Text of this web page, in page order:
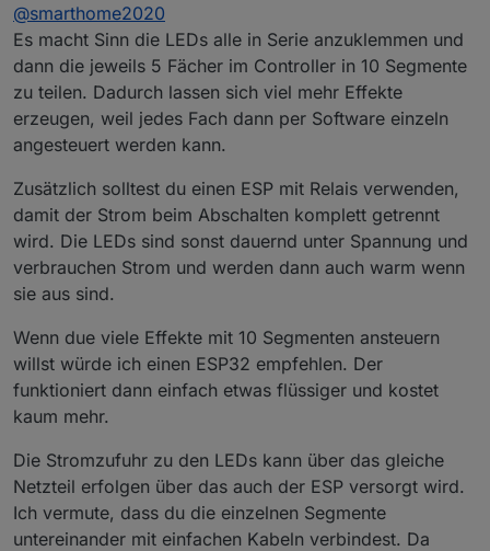
werden. Nun bin ich noch unschlüssig , ob
ich die LEDs in Serie anschließen soll oder
Gesteuert werden sollen diese über einen
ESP8266, wenn es geht . Ich denke, dass bei
vielen Effekten von WLED 2 parallele Streifen
schöner sind, da so die 5 Fächer, die durch
gleich beleuchtet werden.
kann ich die Stromzufuhr der LEDs dann
über den ESP8266 über ein externes
Netzteil bereitstellen? Oder müssen die
LEDs direkt auch am Netzteil
angeschlossen sein? (Wäre mehr
Kabelsalat)
Vielen Dank
Offline
@smarthome2020
Es macht Sinn die LEDs alle in Serie anzuklemmen und
dann die jeweils 5 Fächer im Controller in 10 Segmente
zu teilen. Dadurch lassen sich viel mehr Effekte
erzeugen, weil jedes Fach dann per Software einzeln
angesteuert werden kann.
Zusätzlich solltest du einen ESP mit Relais verwenden,
damit der Strom beim Abschalten komplett getrennt
wird. Die LEDs sind sonst dauernd unter Spannung und
verbrauchen Strom und werden dann auch warm wenn
sie aus sind.
Wenn due viele Effekte mit 10 Segmenten ansteuern
willst würde ich einen ESP32 empfehlen. Der
funktioniert dann einfach etwas flüssiger und kostet
kaum mehr.
Die Stromzufuhr zu den LEDs kann über das gleiche
Netzteil erfolgen über das auch der ESP versorgt wird.
Ich vermute, dass du die einzelnen Segmente
untereinander mit einfachen Kabeln verbindest. Da